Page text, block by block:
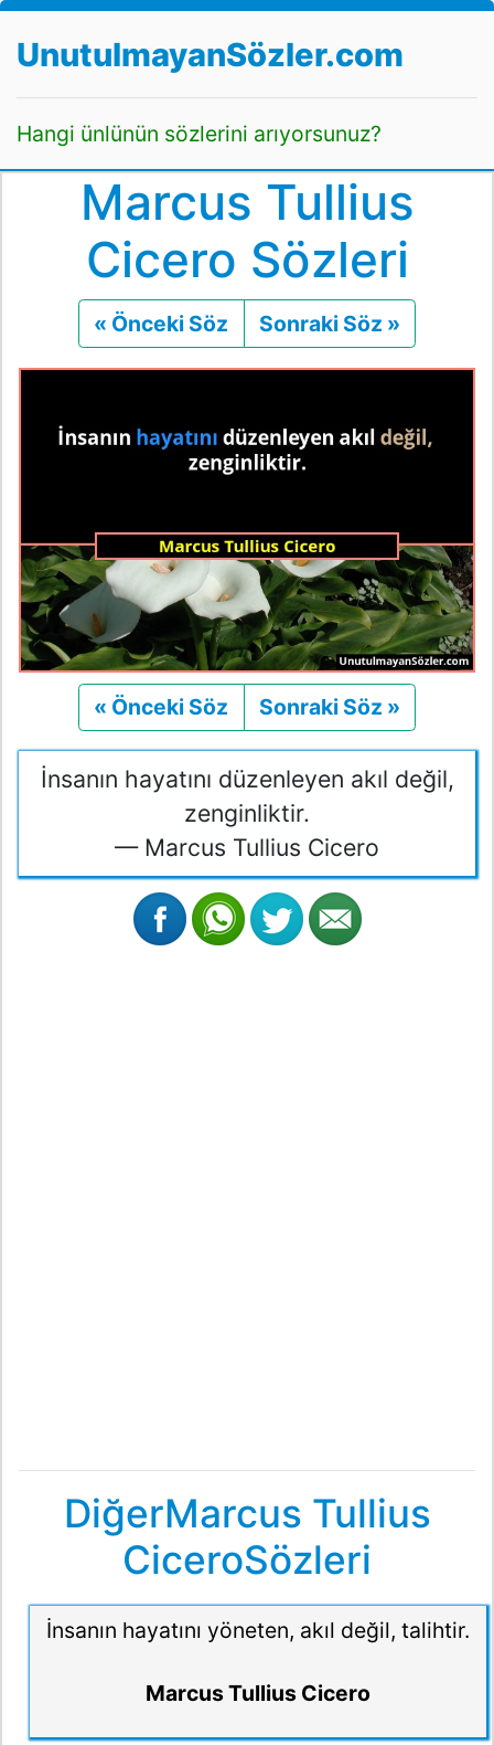
UnutulmayanSözler.com
Hangi ünlünün sözlerini arıyorsunuz?
Marcus Tullius
Cicero Sözleri
« Önceki Söz Önceki
Sonraki Söz »
« Önceki Söz Önceki
Sonraki Söz »
İnsanın hayatını düzenleyen akıl değil,
zenginliktir.
— Marcus Tullius Cicero
DiğerMarcus Tullius
CiceroSözleri
İnsanın hayatını yöneten, akıl değil, talihtir.
Marcus Tullius Cicero